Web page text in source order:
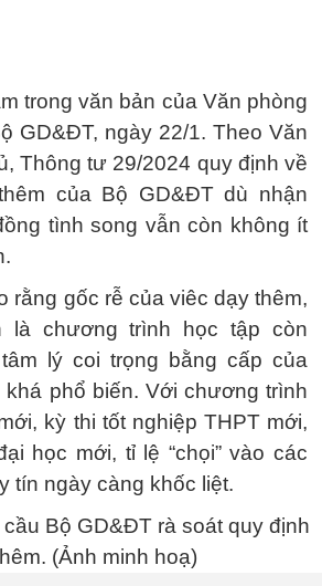
trong văn bản của Văn phòng
GD&ĐT, ngày 22/1. Theo Văn
Thông tư 29/2024 quy định về
của Bộ GD&ĐT dù nhận
tình song vẫn còn không ít
rằng gốc rễ của viêc dạy thêm,
là chương trình học tập còn
lý coi trọng bằng cấp của
phổ biến. Với chương trình
kỳ thi tốt nghiệp THPT mới,
học mới, tỉ lệ “chọi” vào các
tín ngày càng khốc liệt.